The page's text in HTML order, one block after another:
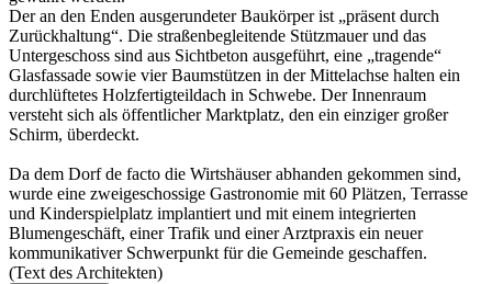
Der an den Enden ausgerundeter Baukörper ist „präsent durch
Zurückhaltung“. Die straßenbegleitende Stützmauer und das
Untergeschoss sind aus Sichtbeton ausgeführt, eine „tragende“
Glasfassade sowie vier Baumstützen in der Mittelachse halten ein
durchlüftetes Holzfertigteildach in Schwebe. Der Innenraum
versteht sich als öffentlicher Marktplatz, den ein einziger großer
Schirm, überdeckt.
Da dem Dorf de facto die Wirtshäuser abhanden gekommen sind,
wurde eine zweigeschossige Gastronomie mit 60 Plätzen, Terrasse
und Kinderspielplatz implantiert und mit einem integrierten
Blumengeschäft, einer Trafik und einer Arztpraxis ein neuer
kommunikativer Schwerpunkt für die Gemeinde geschaffen.
(Text des Architekten)